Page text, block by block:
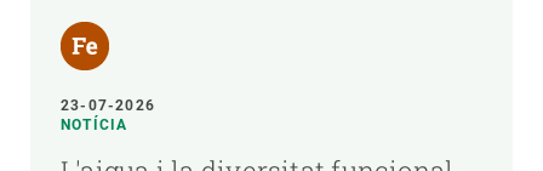
23-07-2026
NOTÍCIA